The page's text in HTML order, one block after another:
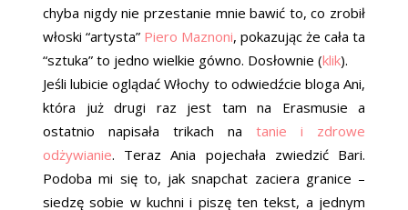
chyba nigdy nie przestanie mnie bawić to, co zrobił
włoski “artysta” Piero Maznoni, pokazując że cała ta
“sztuka” to jedno wielkie gówno. Dosłownie (klik).
Jeśli lubicie oglądać Włochy to odwiedźcie bloga Ani,
która już drugi raz jest tam na Erasmusie a
ostatnio napisała trikach na tanie i zdrowe
odżywianie. Teraz Ania pojechała zwiedzić Bari.
Podoba mi się to, jak snapchat zaciera granice –
siedzę sobie w kuchni i piszę ten tekst, a jednym